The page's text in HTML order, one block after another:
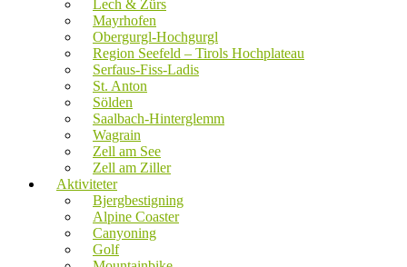
Lech & Zürs
Mayrhofen
Obergurgl-Hochgurgl
Region Seefeld – Tirols Hochplateau
Serfaus-Fiss-Ladis
St. Anton
Sölden
Saalbach-Hinterglemm
Wagrain
Zell am See
Zell am Ziller
Aktiviteter
Bjergbestigning
Alpine Coaster
Canyoning
Golf